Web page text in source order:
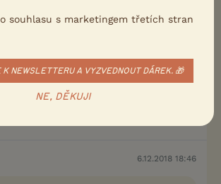
stodulky/lekar/828/distrakc
příspěvek
6.12.2018 18:46
souhlasu s marketingem třetích stran
NEWSLETTERU A VYZVEDNOUT DÁREK. 🎁
NE, DĚKUJI